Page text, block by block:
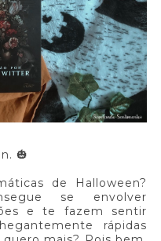
🎃
de Halloween?
se envolver
e te fazem sentir
rápidas